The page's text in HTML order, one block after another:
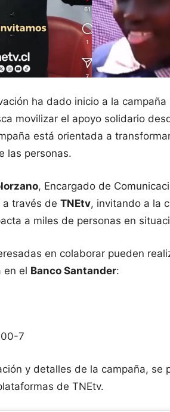
ha dado inicio a la campaña
movilizar el apoyo solidario
está orientada a
las personas.
, Encargado de
través de TNEtv, invitando a la
a miles de personas en
en colaborar pueden
en el Banco Santander:
7
y detalles de la campaña, se
de TNEtv.